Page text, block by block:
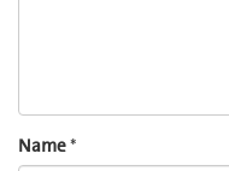
Name*